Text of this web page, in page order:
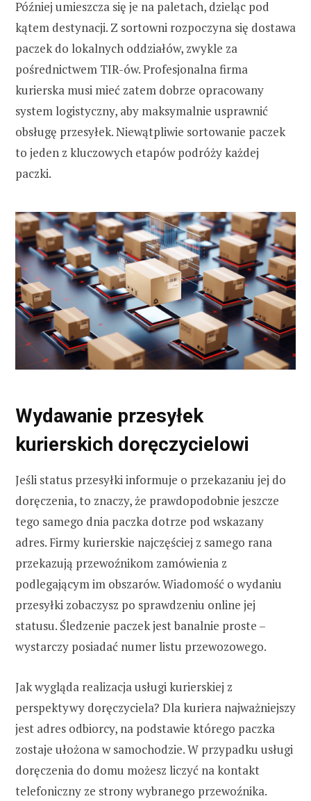
Później umieszcza się je na paletach, dzieląc pod
kątem destynacji. Z sortowni rozpoczyna się dostawa
paczek do lokalnych oddziałów, zwykle za
pośrednictwem TIR-ów. Profesjonalna firma
kurierska musi mieć zatem dobrze opracowany
system logistyczny, aby maksymalnie usprawnić
obsługę przesyłek. Niewątpliwie sortowanie paczek
to jeden z kluczowych etapów podróży każdej
paczki.
Wydawanie przesyłek
kurierskich doręczycielowi
Jeśli status przesyłki informuje o przekazaniu jej do
doręczenia, to znaczy, że prawdopodobnie jeszcze
tego samego dnia paczka dotrze pod wskazany
adres. Firmy kurierskie najczęściej z samego rana
przekazują przewoźnikom zamówienia z
podlegającym im obszarów. Wiadomość o wydaniu
przesyłki zobaczysz po sprawdzeniu online jej
statusu. Śledzenie paczek jest banalnie proste –
wystarczy posiadać numer listu przewozowego.
Jak wygląda realizacja usługi kurierskiej z
perspektywy doręczyciela? Dla kuriera najważniejszy
jest adres odbiorcy, na podstawie którego paczka
zostaje ułożona w samochodzie. W przypadku usługi
doręczenia do domu możesz liczyć na kontakt
telefoniczny ze strony wybranego przewoźnika.